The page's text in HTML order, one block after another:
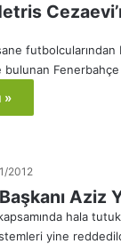
Fenerbahçe
»
2012
Aziz
hala
yine